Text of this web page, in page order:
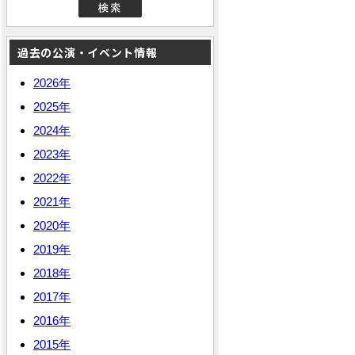
過去の公演・イベント情報
2026年
2025年
2024年
2023年
2022年
2021年
2020年
2019年
2018年
2017年
2016年
2015年